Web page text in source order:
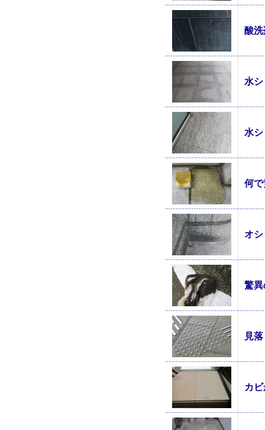
酸
水
水
何
オ
驚
見
カ